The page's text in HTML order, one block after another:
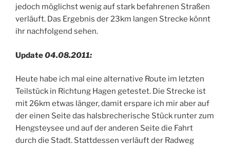
jedoch möglichst wenig auf stark befahrenen Straßen
verläuft. Das Ergebnis der 23km langen Strecke könnt
ihr nachfolgend sehen.
Update04.08.2011:
Heute habe ich mal eine alternative Route im letzten
Teilstück in Richtung Hagen getestet. Die Strecke ist
mit 26km etwas länger, damit erspare ich mir aber auf
der einen Seite das halsbrecherische Stück runter zum
Hengsteysee und auf der anderen Seite die Fahrt
durch die Stadt. Stattdessen verläuft der Radweg